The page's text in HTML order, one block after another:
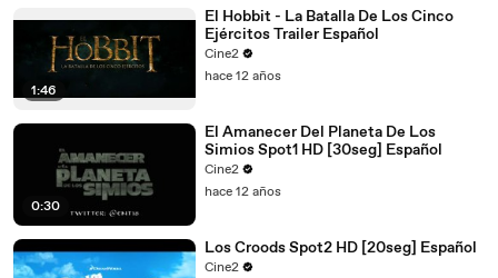
1:46
El Hobbit - La Batalla De Los Cinco
Ejércitos Trailer Español
Cine2
hace 12 años
0:30
El Amanecer Del Planeta De Los
Simios Spot1 HD [30seg] Español
Cine2
hace 12 años
Los Croods Spot2 HD [20seg] Español
Cine2